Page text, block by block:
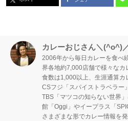
カレーおじさん＼(^o^)
2006年から毎日カレーを食べ
界各地約7,000店舗で様々なカ
食数は1,000以上、生涯通算カ
CSフジ「スパイストラベラー
TBS「マツコの知らない世界
館「Oggi」やイープラス「
さまざまな形でカレー情報を発